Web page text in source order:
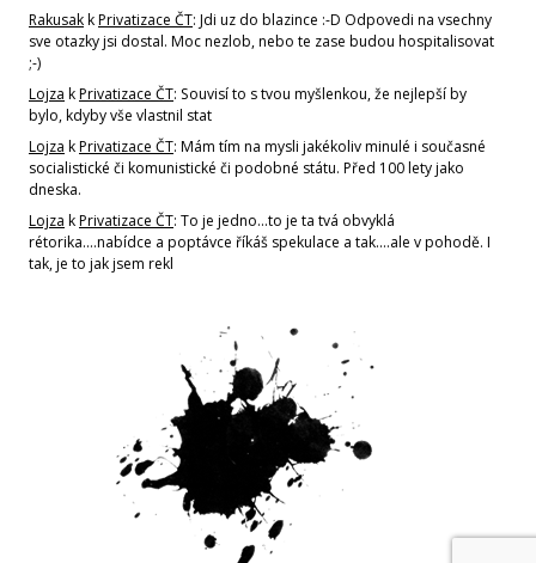
RakusakkPrivatizace ČT: Jdi uz do blazince :-D Odpovedi na vsechny
sve otazky jsi dostal. Moc nezlob, nebo te zase budou hospitalisovat
;-)
Lojza kPrivatizace ČT: Souvisí to s tvou myšlenkou, že nejlepší by
bylo, kdyby vše vlastnil stat
Lojza kPrivatizace ČT: Mám tím na mysli jakékoliv minulé i současné
socialistické či komunistické či podobné státu. Před 100 lety jako
dneska.
Lojza kPrivatizace ČT: To je jedno...to je ta tvá obvyklá
rétorika....nabídce a poptávce říkáš spekulace a tak....ale v pohodě. I
tak, je to jak jsem rekl